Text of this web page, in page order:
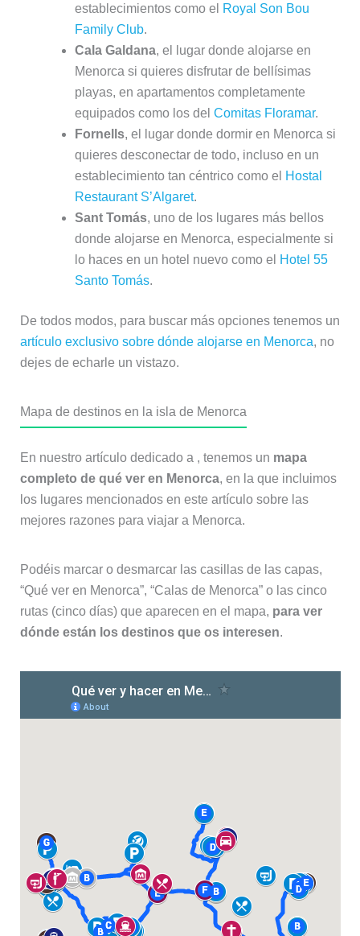
establecimientos como el
Royal Son Bou
Family Club.
Cala Galdana, el lugar donde alojarse en
Menorca si quieres disfrutar de bellísimas
playas, en apartamentos completamente
equipados como los del Comitas Floramar.
Fornells, el lugar donde dormir en Menorca si
quieres desconectar de todo, incluso en un
establecimiento tan céntrico como el
Hostal
Restaurant S’Algaret.
Sant Tomás, uno de los lugares más bellos
donde alojarse en Menorca, especialmente si
lo haces en un hotel nuevo como el
Hotel 55
Santo Tomás.
De todos modos, para buscar más opciones tenemos un
artículo exclusivo sobre dónde alojarse en Menorca, no
dejes de echarle un vistazo.
Mapa de destinos en la isla de Menorca
En nuestro artículo dedicado a , tenemos un mapa
completo de qué ver en Menorca, en la que incluimos
los lugares mencionados en este artículo sobre las
mejores razones para viajar a Menorca.
Podéis marcar o desmarcar las casillas de las capas,
“Qué ver en Menorca”, “Calas de Menorca” o las cinco
rutas (cinco días) que aparecen en el mapa, para ver
dónde están los destinos que os interesen.